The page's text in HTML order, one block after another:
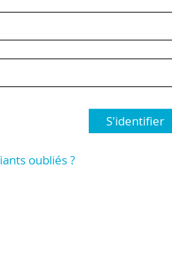
S'identifier
oubliés ?